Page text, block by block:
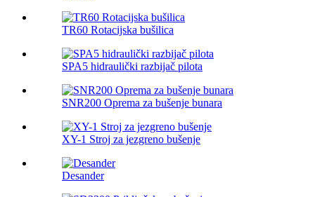
TR60 Rotacijska bušilica
SPA5 hidraulički razbijač pilota
SNR200 Oprema za bušenje bunara
XY-1 Stroj za jezgreno bušenje
Desander